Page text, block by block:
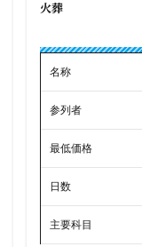
火葬
名称
参列者
最低価格
日数
主要科目